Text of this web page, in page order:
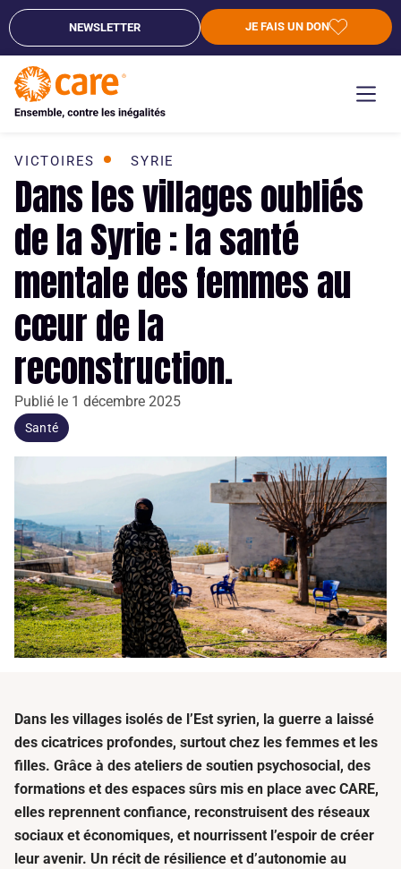
NEWSLETTER JE FAIS UN DON
VICTOIRES SYRIE
Dans les villages oubliés
de la Syrie : la santé
mentale des femmes au
cœur de la
reconstruction.
Publié le 1 décembre 2025
Santé
Dans les villages isolés de l’Est syrien, la guerre a laissé
des cicatrices profondes, surtout chez les femmes et les
filles. Grâce à des ateliers de soutien psychosocial, des
formations et des espaces sûrs mis en place avec CARE,
elles reprennent confiance, reconstruisent des réseaux
sociaux et économiques, et nourrissent l’espoir de créer
leur avenir. Un récit de résilience et d’autonomie au